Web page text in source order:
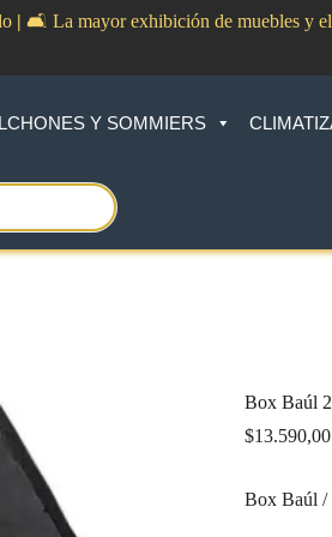
| 🛋️ La mayor exhibición de muebles y
Y SOMMIERS
Box Baúl
$13.590,00
Box Baúl /